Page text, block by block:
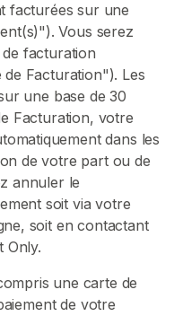
facturées sur une
Vous serez
facturation
Facturation"). Les
une base de 30
Facturation, votre
dans les
de votre part ou de
annuler le
soit via votre
soit en contactant
Only.
une carte de
de votre